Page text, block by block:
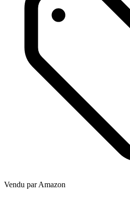
Vendu parAmazon